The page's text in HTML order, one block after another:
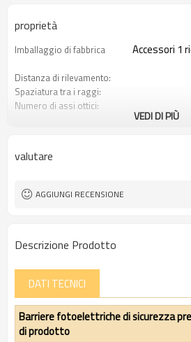
proprietà
Imballaggio di fabbrica
Accessori 1
Distanza di rilevamento:
Spaziatura tra i raggi:
Numero di assi ottici:
Spina di interfaccia
VEDI DI PIÙ
valutare
AGGIUNGI RECENSIONE
Descrizione Prodotto
DATI TECNICI
Barriere fotoelettriche di sicurezza
di prodotto